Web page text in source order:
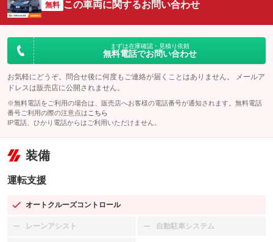
無料 この車両に関するお問い合わせ
まずは在庫確認・見積り依頼
無料電話でお問い合わせ
お気軽にどうぞ。問合せ後に何度もご連絡が届くことはありません。 メールア
ドレスは販売店に公開されません。
※無料電話をご利用の場合は、販売店へお客様の電話番号が通知されます。無料電話
番号ご利用の際の注意点は こちら
IP電話、ひかり電話からはご利用いただけません。
装備
運転支援
オートクルーズコントロール
：装備あり
レーンアシスト
：装備なし 自動駐車システム
：装備なし